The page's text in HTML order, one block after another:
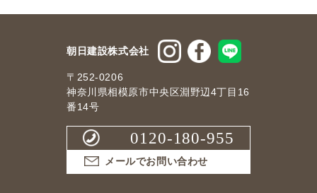
朝日建設株式会社
〒252-0206
神奈川県相模原市中央区淵野辺4丁目16
番14号
0120-180-955
メールでお問い合わせ